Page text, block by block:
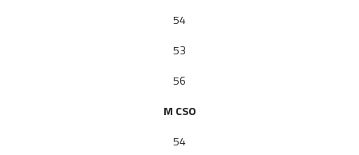
54
53
56
M CSO
54